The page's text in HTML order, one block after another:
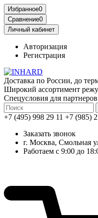
Избранное0
Сравнение0
Личный кабинет
Авторизация
Регистрация
Доставка по России, до
Широкий ассортимент
Спецусловия для
+7 (495) 998 29 11 +7 (985)
Заказать звонок
г. Москва, Смольная
Работаем с 9:00 до